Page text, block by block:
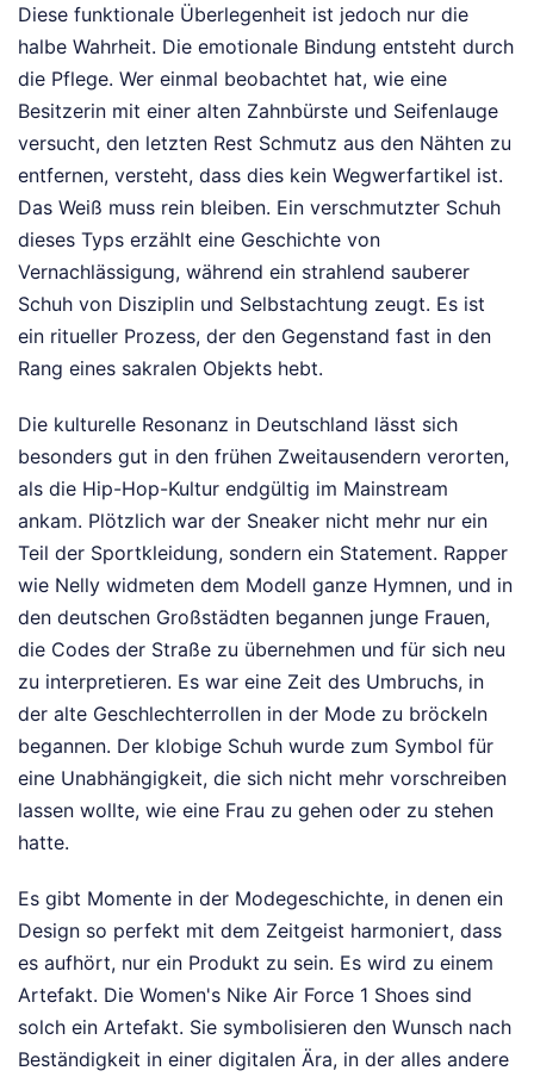
Diese funktionale Überlegenheit ist jedoch nur die
halbe Wahrheit. Die emotionale Bindung entsteht durch
die Pflege. Wer einmal beobachtet hat, wie eine
Besitzerin mit einer alten Zahnbürste und Seifenlauge
versucht, den letzten Rest Schmutz aus den Nähten zu
entfernen, versteht, dass dies kein Wegwerfartikel ist.
Das Weiß muss rein bleiben. Ein verschmutzter Schuh
dieses Typs erzählt eine Geschichte von
Vernachlässigung, während ein strahlend sauberer
Schuh von Disziplin und Selbstachtung zeugt. Es ist
ein ritueller Prozess, der den Gegenstand fast in den
Rang eines sakralen Objekts hebt.
Die kulturelle Resonanz in Deutschland lässt sich
besonders gut in den frühen Zweitausendern verorten,
als die Hip-Hop-Kultur endgültig im Mainstream
ankam. Plötzlich war der Sneaker nicht mehr nur ein
Teil der Sportkleidung, sondern ein Statement. Rapper
wie Nelly widmeten dem Modell ganze Hymnen, und in
den deutschen Großstädten begannen junge Frauen,
die Codes der Straße zu übernehmen und für sich neu
zu interpretieren. Es war eine Zeit des Umbruchs, in
der alte Geschlechterrollen in der Mode zu bröckeln
begannen. Der klobige Schuh wurde zum Symbol für
eine Unabhängigkeit, die sich nicht mehr vorschreiben
lassen wollte, wie eine Frau zu gehen oder zu stehen
hatte.
Es gibt Momente in der Modegeschichte, in denen ein
Design so perfekt mit dem Zeitgeist harmoniert, dass
es aufhört, nur ein Produkt zu sein. Es wird zu einem
Artefakt. Die Women's Nike Air Force 1 Shoes sind
solch ein Artefakt. Sie symbolisieren den Wunsch nach
Beständigkeit in einer digitalen Ära, in der alles andere